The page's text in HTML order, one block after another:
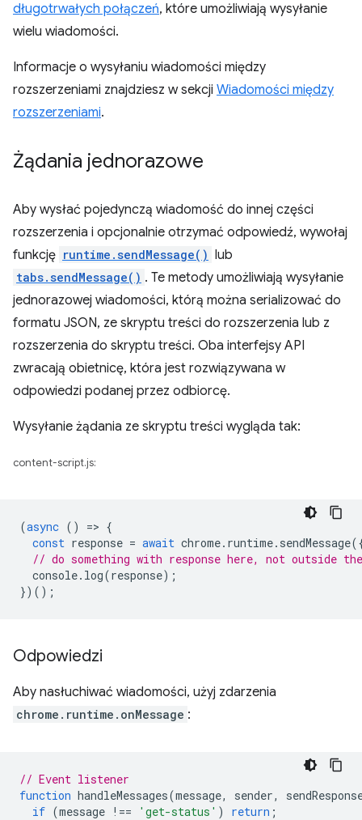
długotrwałych połączeń, które umożliwiają wysyłanie
wielu wiadomości.
Informacje o wysyłaniu wiadomości między
rozszerzeniami znajdziesz w sekcji Wiadomości między
rozszerzeniami.
Żądania jednorazowe
Aby wysłać pojedynczą wiadomość do innej części
rozszerzenia i opcjonalnie otrzymać odpowiedź, wywołaj
funkcję runtime.sendMessage() lub
tabs.sendMessage() . Te metody umożliwiają wysyłanie
jednorazowej wiadomości, którą można serializować do
formatu JSON, ze skryptu treści do rozszerzenia lub z
rozszerzenia do skryptu treści. Oba interfejsy API
zwracają obietnicę, która jest rozwiązywana w
odpowiedzi podanej przez odbiorcę.
Wysyłanie żądania ze skryptu treści wygląda tak:
content-script.js:
(async () => {
const response = await chrome. runtime. sendMessage
// do something with response here, not outside
console. log(response);
})();
Odpowiedzi
Aby nasłuchiwać wiadomości, użyj zdarzenia
chrome.runtime.onMessage :
// Event listener
function handleMessages(message, sender,
if (message !== 'get-status' ) return ;